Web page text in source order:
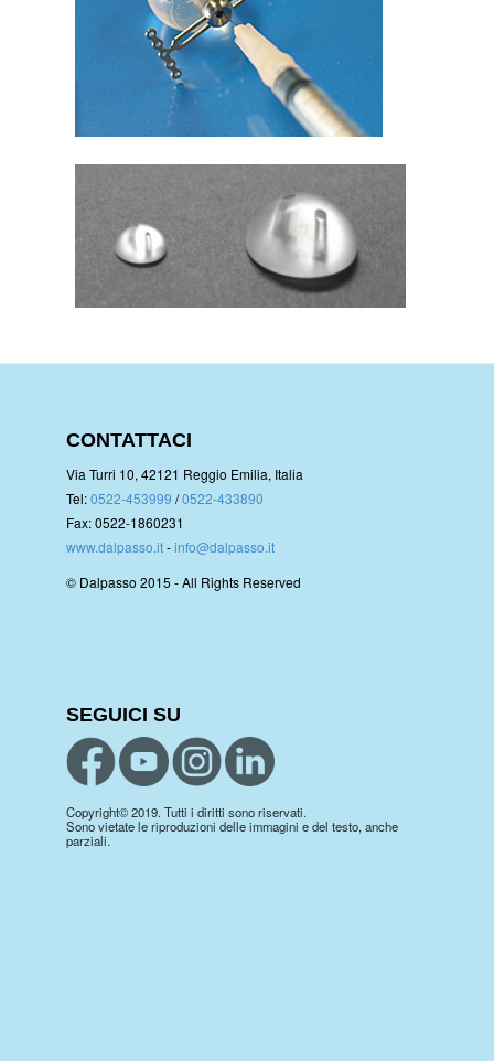
CONTATTACI
Via Turri 10, 42121 Reggio Emilia, Italia
Tel:0522-453999 /0522-433890
Fax: 0522-1860231
www.dalpasso.it-info@dalpasso.it
© Dalpasso 2015 - All Rights Reserved
SEGUICI SU
Copyright© 2019. Tutti i diritti sono riservati.
Sono vietate le riproduzioni delle immagini e del testo, anche
parziali.